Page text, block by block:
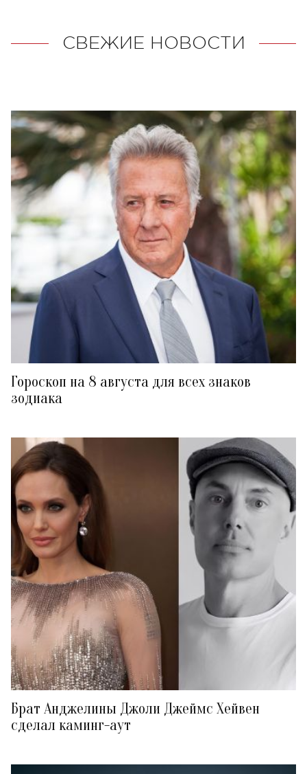
СВЕЖИЕ НОВОСТИ
Гороскоп на 8 августа для всех знаков
зодиака
Брат Анджелины Джоли Джеймс Хейвен
сделал каминг-аут